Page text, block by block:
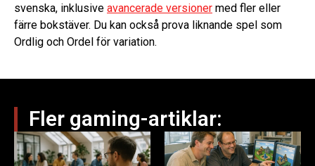
svenska, inklusive avancerade versioner med fler eller
färre bokstäver. Du kan också prova liknande spel som
Ordlig och Ordel för variation.
Fler gaming-artiklar: